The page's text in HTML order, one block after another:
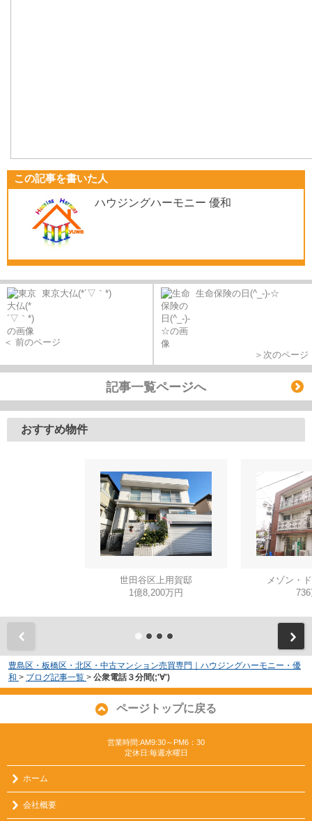
この記事を書いた人
ハウジングハーモニー 優和
東京大仏(*´▽｀*)
＜ 前のページ
生命保険の日(^_-)-☆
＞次のページ
記事一覧ページへ
おすすめ物件
世田谷区上用賀邸
1億8,200万円
メゾン・
豊島区・板橋区・北区・中古マンション売買専門｜ハウジングハーモニー・優
和 > ブログ記事一覧 > 公衆電話３分間(;'∀')
ページトップに戻る
営業時間:AM9:30～PM6：30
定休日:毎週水曜日
ホーム
会社概要